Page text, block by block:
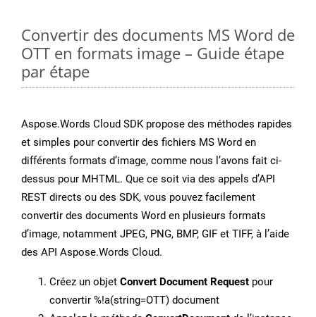
Convertir des documents MS Word de
OTT en formats image – Guide étape
par étape
Aspose.Words Cloud SDK propose des méthodes rapides
et simples pour convertir des fichiers MS Word en
différents formats d’image, comme nous l’avons fait ci-
dessus pour MHTML. Que ce soit via des appels d’API
REST directs ou des SDK, vous pouvez facilement
convertir des documents Word en plusieurs formats
d’image, notamment JPEG, PNG, BMP, GIF et TIFF, à l’aide
des API Aspose.Words Cloud.
Créez un objet Convert Document Request pour
convertir %!a(string=OTT) document